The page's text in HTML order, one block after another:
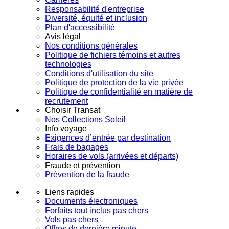
Responsabilité d'entreprise
Diversité, équité et inclusion
Plan d'accessibilité
Avis légal
Nos conditions générales
Politique de fichiers témoins et autres
technologies
Conditions d'utilisation du site
Politique de protection de la vie privée
Politique de confidentialité en matière de
recrutement
Choisir Transat
Nos Collections Soleil
Info voyage
Exigences d’entrée par destination
Frais de bagages
Horaires de vols (arrivées et départs)
Fraude et prévention
Prévention de la fraude
Liens rapides
Documents électroniques
Forfaits tout inclus pas chers
Vols pas chers